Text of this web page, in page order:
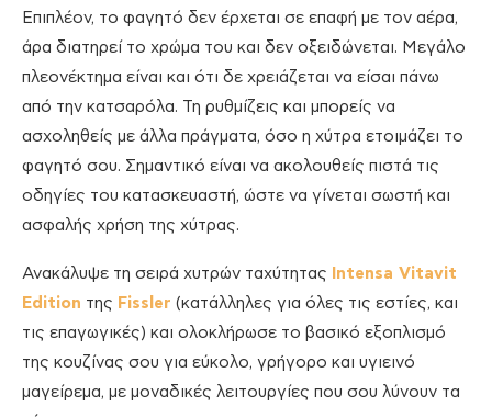
Επιπλέον, το φαγητό δεν έρχεται σε επαφή με τον αέρα,
άρα διατηρεί το χρώμα του και δεν οξειδώνεται. Μεγάλο
πλεονέκτημα είναι και ότι δε χρειάζεται να είσαι πάνω
από την κατσαρόλα. Τη ρυθμίζεις και μπορείς να
ασχοληθείς με άλλα πράγματα, όσο η χύτρα ετοιμάζει το
φαγητό σου. Σημαντικό είναι να ακολουθείς πιστά τις
οδηγίες του κατασκευαστή, ώστε να γίνεται σωστή και
ασφαλής χρήση της χύτρας.
Ανακάλυψε τη σειρά χυτρών ταχύτητας
Intensa Vitavit
Edition της Fissler (κατάλληλες για όλες τις εστίες, και
τις επαγωγικές) και ολοκλήρωσε το βασικό εξοπλισμό
της κουζίνας σου για εύκολο, γρήγορο και υγιεινό
μαγείρεμα, με μοναδικές λειτουργίες που σου λύνουν τα